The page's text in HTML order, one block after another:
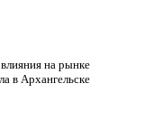
на рынке
в Архангельске